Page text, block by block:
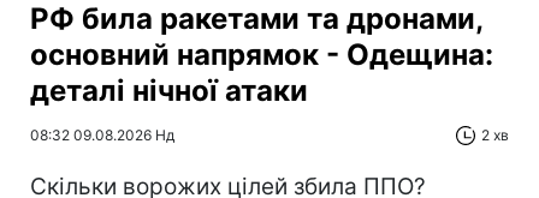
РФ била ракетами та дронами,
основний напрямок - Одещина:
деталі нічної атаки
08:32 09.08.2026 Нд 2 хв
Скільки ворожих цілей збила ППО?